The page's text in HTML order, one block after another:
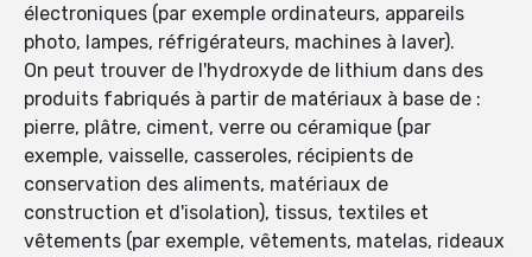
électroniques (par exemple ordinateurs, appareils
photo, lampes, réfrigérateurs, machines à laver).
On peut trouver de l'hydroxyde de lithium dans des
produits fabriqués à partir de matériaux à base de :
pierre, plâtre, ciment, verre ou céramique (par
exemple, vaisselle, casseroles, récipients de
conservation des aliments, matériaux de
construction et d'isolation), tissus, textiles et
vêtements (par exemple, vêtements, matelas, rideaux